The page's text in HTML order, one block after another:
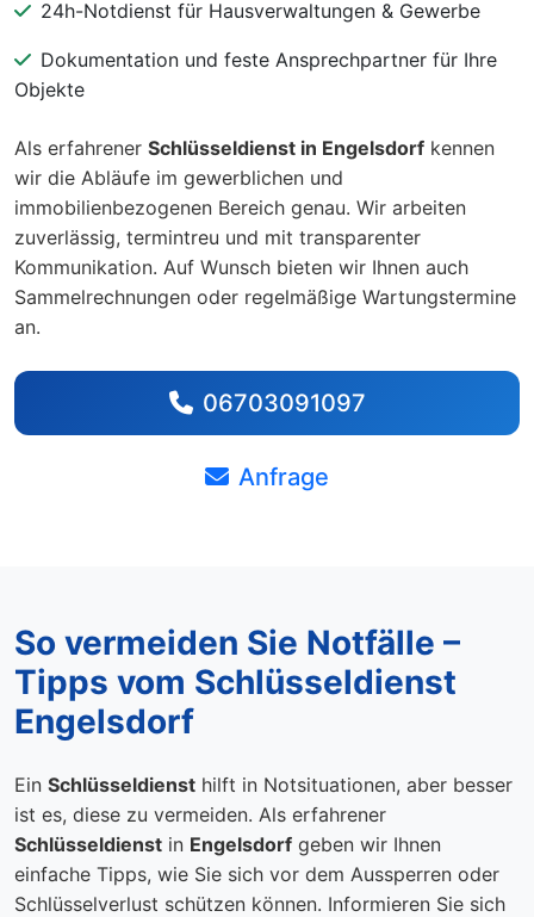
24h-Notdienst für Hausverwaltungen & Gewerbe
Dokumentation und feste Ansprechpartner für Ihre
Objekte
Als erfahrener Schlüsseldienst in Engelsdorf kennen
wir die Abläufe im gewerblichen und
immobilienbezogenen Bereich genau. Wir arbeiten
zuverlässig, termintreu und mit transparenter
Kommunikation. Auf Wunsch bieten wir Ihnen auch
Sammelrechnungen oder regelmäßige Wartungstermine
an.
06703091097
Anfrage
So vermeiden Sie Notfälle –
Tipps vom Schlüsseldienst
Engelsdorf
Ein Schlüsseldienst hilft in Notsituationen, aber besser
ist es, diese zu vermeiden. Als erfahrener
Schlüsseldienst in Engelsdorf geben wir Ihnen
einfache Tipps, wie Sie sich vor dem Aussperren oder
Schlüsselverlust schützen können. Informieren Sie sich